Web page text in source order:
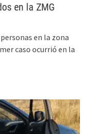
en la ZMG
en la zona
caso ocurrió en la